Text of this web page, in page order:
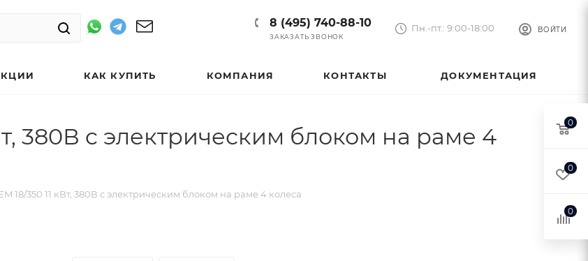
ВОЙТИ
8 (495) 740-88-10
ЗАКАЗАТЬ ЗВОНОК
Пн.-пт.: 9:00-18:00
КАК КУПИТЬ КОМПАНИЯ КОНТАКТЫ ДОКУМЕНТАЦИЯ
380В c электрическим блоком на раме 4
18/350 11 кВт, 380В c электрическим блоком на раме 4 колеса
0
0
0